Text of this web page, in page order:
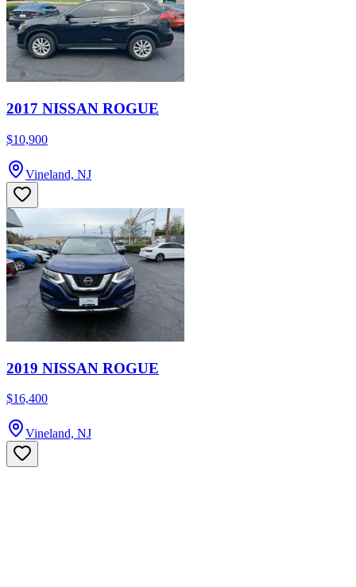
2017 NISSAN ROGUE
$10,900
Vineland, NJ
2019 NISSAN ROGUE
$16,400
Vineland, NJ